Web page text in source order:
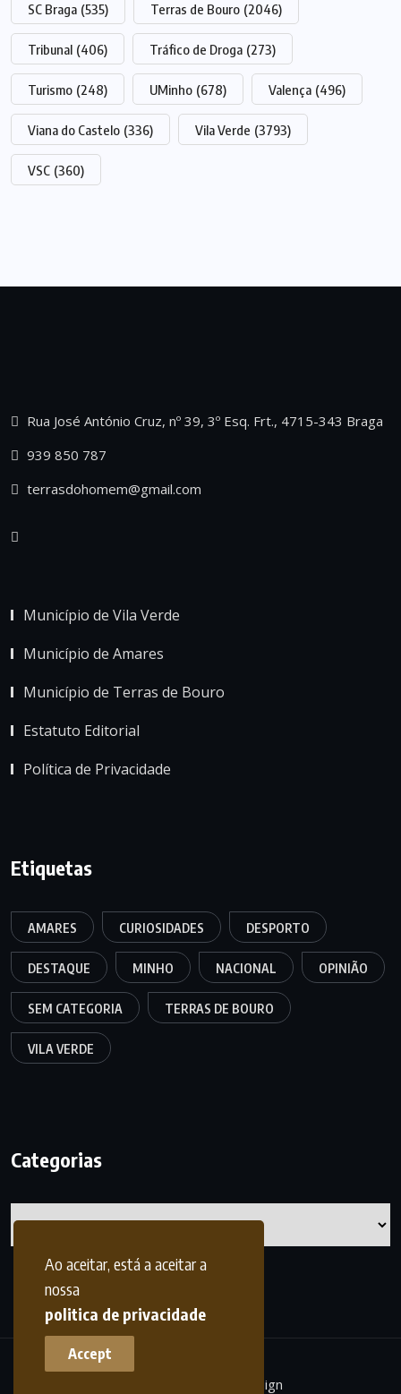
Ao aceitar, está a aceitar a
nossa
politica de privacidade
Accept
SC Braga (535) Terras de Bouro (2046)
Tribunal (406) Tráfico de Droga (273)
Turismo (248) UMinho (678) Valença (496)
Viana do Castelo (336) Vila Verde (3793)
VSC (360)
Rua José António Cruz, nº 39, 3º Esq. Frt., 4715-343 Braga
939 850 787
terrasdohomem@gmail.com
Município de Vila Verde
Município de Amares
Município de Terras de Bouro
Estatuto Editorial
Política de Privacidade
Etiquetas
AMARES CURIOSIDADES DESPORTO
DESTAQUE MINHO NACIONAL OPINIÃO
SEM CATEGORIA TERRAS DE BOURO
VILA VERDE
Categorias
frdesign